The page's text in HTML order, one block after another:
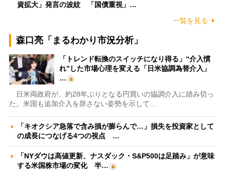
資拡大」発言の波紋 「国債重視」…
一覧を見る
森口亮「まるわかり市況分析」
「トレンド転換のスイッチになり得る」“介入慣
れ”した市場心理を変える「日米協調為替介入」
…
日米両政府が、約28年ぶりとなる円買いの協調介入に踏み切っ
た。米国も追加介入を辞さない姿勢を示して…
「キオクシア急落で含み損が膨らんで…」損失を投資家として
の成長につなげる4つの視点 …
「NYダウは高値更新、ナスダック・S&P500は足踏み」が意味
する米国株市場の変化 半…